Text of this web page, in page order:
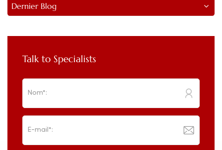
Dernier Blog
Talk to Specialists